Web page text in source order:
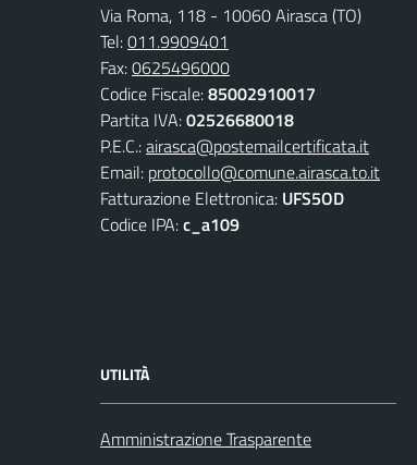
Via Roma, 118 - 10060 Airasca (TO)
Tel:011.9909401
Fax:0625496000
Codice Fiscale:85002910017
Partita IVA:02526680018
P.E.C.:airasca@postemailcertificata.it
Email: protocollo@comune.airasca.to.it
Fatturazione Elettronica: UFS5OD
Codice IPA:c_a109
UTILITÀ
Amministrazione Trasparente